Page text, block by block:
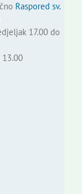
Raspored sv.
17.00 do